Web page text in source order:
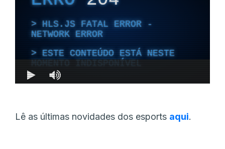
Lê as últimas novidades dos esports aqui.